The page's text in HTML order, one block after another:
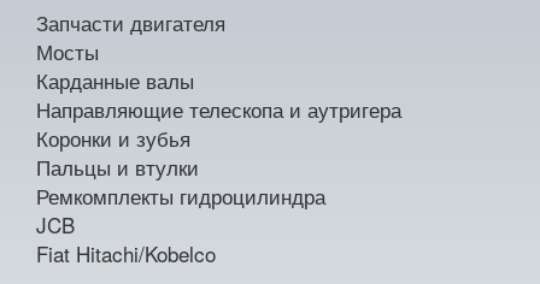
Запчасти двигателя
Мосты
Карданные валы
Направляющие телескопа и аутригера
Коронки и зубья
Пальцы и втулки
Ремкомплекты гидроцилиндра
JCB
Fiat Hitachi/Kobelco